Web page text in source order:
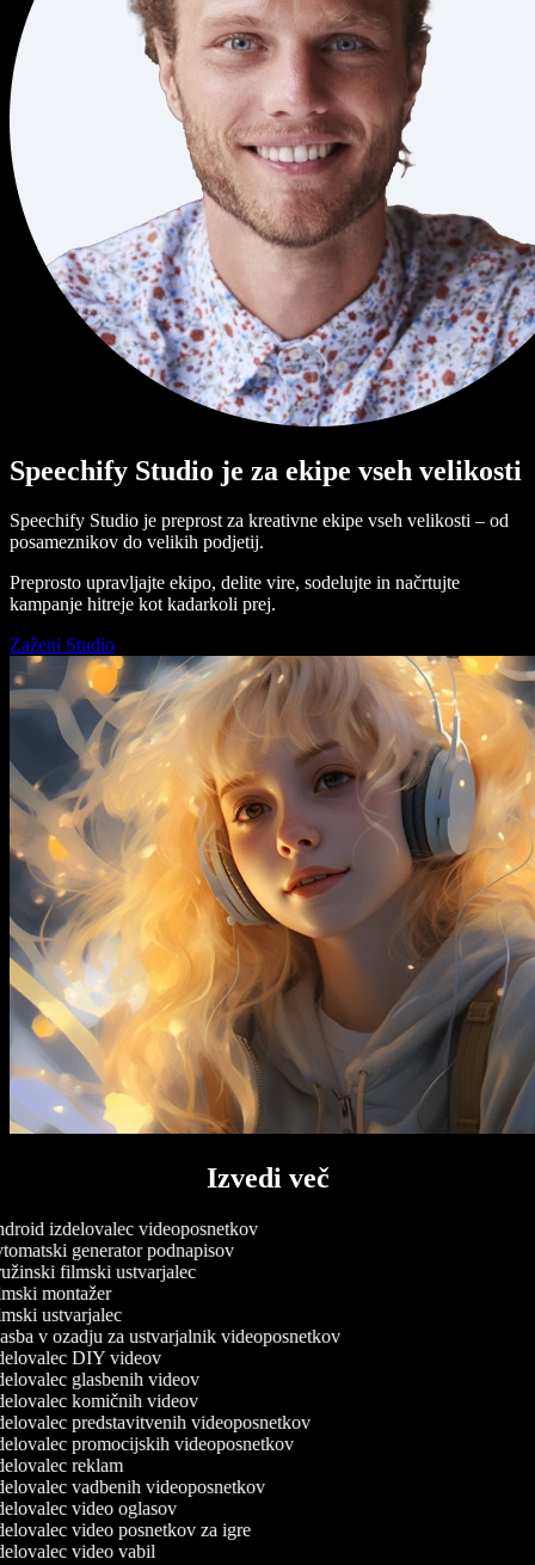
Speechify Studio je za ekipe vseh velikosti
Speechify Studio je preprost za kreativne ekipe vseh velikosti – od
posameznikov do velikih podjetij.
Preprosto upravljajte ekipo, delite vire, sodelujte in načrtujte
kampanje hitreje kot kadarkoli prej.
Zaženi Studio
Izvedi več
izdelovalec videoposnetkov
generator podnapisov
filmski ustvarjalec
montažer
ustvarjalec
v ozadju za ustvarjalnik videoposnetkov
DIY videov
glasbenih videov
komičnih videov
predstavitvenih videoposnetkov
promocijskih videoposnetkov
reklam
vadbenih videoposnetkov
video oglasov
video posnetkov za igre
video vabil